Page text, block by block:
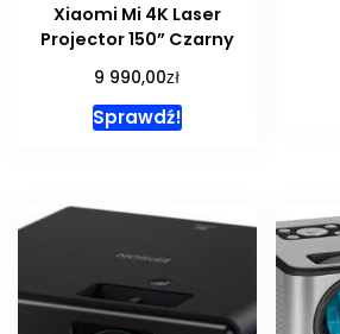
Xiaomi Mi 4K Laser
Projector 150” Czarny
9 990,00zł
Sprawdź!